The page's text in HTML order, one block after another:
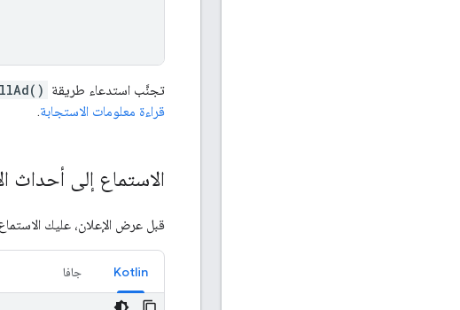
تجنَّب استدعاء طريقة
قراءة معلومات الاستجابة.
الاستماع إلى أحداث
قبل عرض الإعلان، عليك
Kotlin جافا